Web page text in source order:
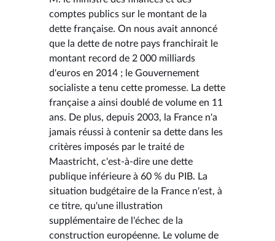
comptes publics sur le montant de la
dette française. On nous avait annoncé
que la dette de notre pays franchirait le
montant record de 2 000 milliards
d'euros en 2014 ; le Gouvernement
socialiste a tenu cette promesse. La dette
française a ainsi doublé de volume en 11
ans. De plus, depuis 2003, la France n'a
jamais réussi à contenir sa dette dans les
critères imposés par le traité de
Maastricht, c'est-à-dire une dette
publique inférieure à 60 % du PIB. La
situation budgétaire de la France n'est, à
ce titre, qu'une illustration
supplémentaire de l'échec de la
construction européenne. Le volume de